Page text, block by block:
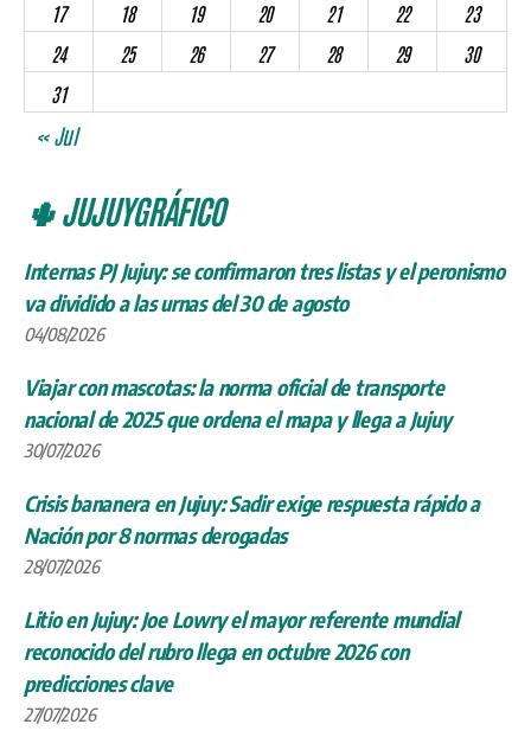
17
18 19 20 21 22
23
24
25 26 27 28 29
30
31
« Jul
🌵 JUJUYGRÁFICO
Internas PJ Jujuy: se confirmaron tres listas y el peronismo
va dividido a las urnas del 30 de agosto
04/08/2026
Viajar con mascotas: la norma oficial de transporte
nacional de 2025 que ordena el mapa y llega a Jujuy
30/07/2026
Crisis bananera en Jujuy: Sadir exige respuesta rápido a
Nación por 8 normas derogadas
28/07/2026
Litio en Jujuy: Joe Lowry el mayor referente mundial
reconocido del rubro llega en octubre 2026 con
predicciones clave
27/07/2026